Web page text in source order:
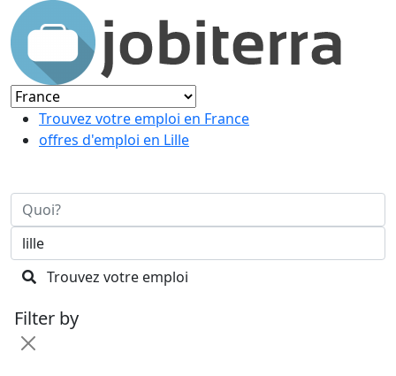
Trouvez votre emploi en France
offres d'emploi en Lille
Trouvez votre emploi
Filter by